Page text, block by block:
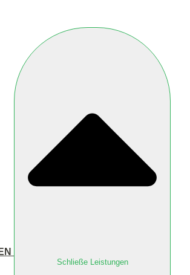
Schließe Leistungen